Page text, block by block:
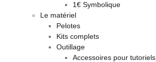
1€ Symbolique
Le matériel
Pelotes
Kits complets
Outillage
Accessoires pour tutoriels